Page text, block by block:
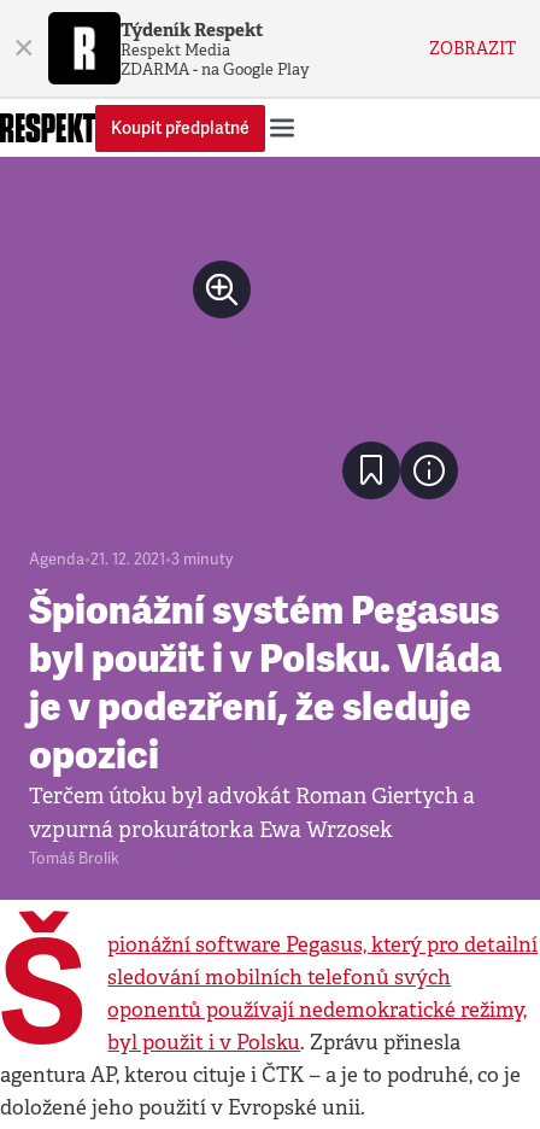
× Týdeník Respekt
Respekt Media
ZDARMA - na Google Play
ZOBRAZIT
Koupit předplatné
Agenda•21. 12. 2021•3 minuty
Špionážní systém Pegasus
byl použit i v Polsku. Vláda
je v podezření, že sleduje
opozici
Terčem útoku byl advokát Roman Giertych a
vzpurná prokurátorka Ewa Wrzosek
Tomáš Brolík
Š
pionážní software Pegasus, který pro detailní
sledování mobilních telefonů svých
oponentů používají nedemokratické režimy,
byl použit i v Polsku. Zprávu přinesla
agentura AP, kterou cituje i ČTK – a je to podruhé, co je
doložené jeho použití v Evropské unii.